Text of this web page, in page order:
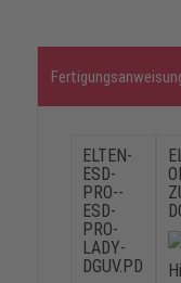
ELTEN-
ESD-
PRO--
ESD-
PRO-
LADY-
DGUV.PDF